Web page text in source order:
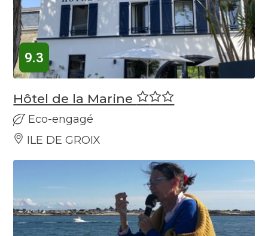
9.3
Hôtel de la Marine
Eco-engagé
ILE DE GROIX